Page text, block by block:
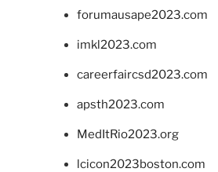
forumausape2023.com
imkl2023.com
careerfaircsd2023.com
apsth2023.com
MedItRio2023.org
lcicon2023boston.com